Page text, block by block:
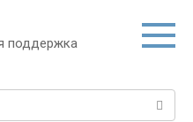
поддержка